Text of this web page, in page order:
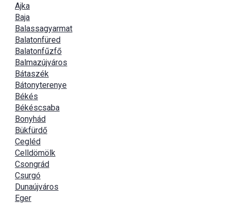
Ajka
Baja
Balassagyarmat
Balatonfüred
Balatonfűzfő
Balmazújváros
Bátaszék
Bátonyterenye
Békés
Békéscsaba
Bonyhád
Bükfürdő
Cegléd
Celldömölk
Csongrád
Csurgó
Dunaújváros
Eger